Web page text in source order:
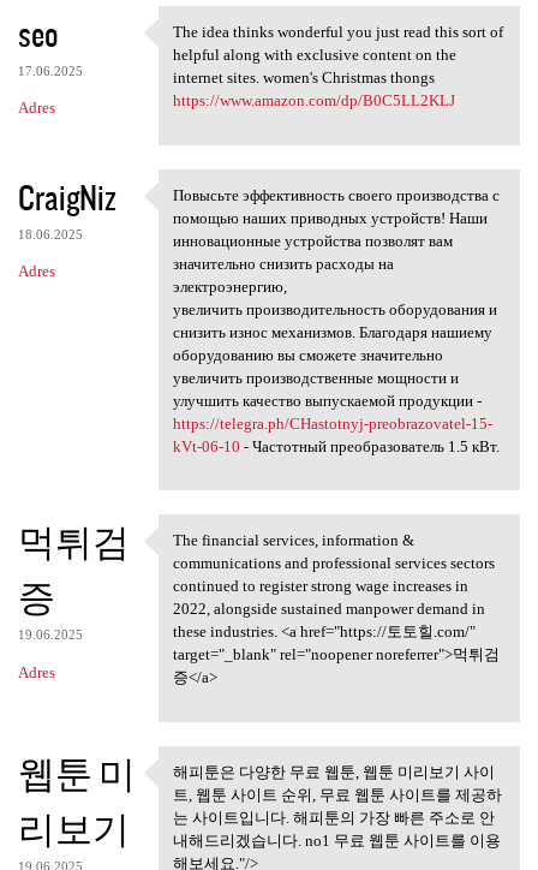
seo
17.06.2025
Adres
The idea thinks wonderful you
The idea thinks wonderful you just read this sort of
helpful along with exclusive content on the
internet sites. women's Christmas thongs
https://www.amazon.com/dp/B0C5LL2KLJ
CraigNiz
18.06.2025
Adres
Повысьте эффективность своего
Повысьте эффективность своего производства с
помощью наших приводных устройств! Наши
инновационные устройства позволят вам
значительно снизить расходы на
электроэнергию,
увеличить производительность оборудования и
снизить износ механизмов. Благодаря нашиему
оборудованию вы сможете значительно
увеличить производственные мощности и
улучшить качество выпускаемой продукции -
https://telegra.ph/CHastotnyj-preobrazovatel-15-
kVt-06-10 - Частотный преобразователь 1.5 кВт.
먹튀검
증
19.06.2025
Adres
The financial services,
The financial services, information &
communications and professional services sectors
continued to register strong wage increases in
2022, alongside sustained manpower demand in
these industries. <a href="https://토토힐.com/"
target="_blank" rel="noopener noreferrer">먹튀검
증</a>
웹툰 미
리보기
19.06.2025
해피툰은 다양한 무료 웹툰, 웹툰
미리보기 사이트,
해피툰은 다양한 무료 웹툰, 웹툰 미리보기 사이
트, 웹툰 사이트 순위, 무료 웹툰 사이트를 제공하
는 사이트입니다. 해피툰의 가장 빠른 주소로 안
내해드리겠습니다. no1 무료 웹툰 사이트를 이용
해보세요."/>